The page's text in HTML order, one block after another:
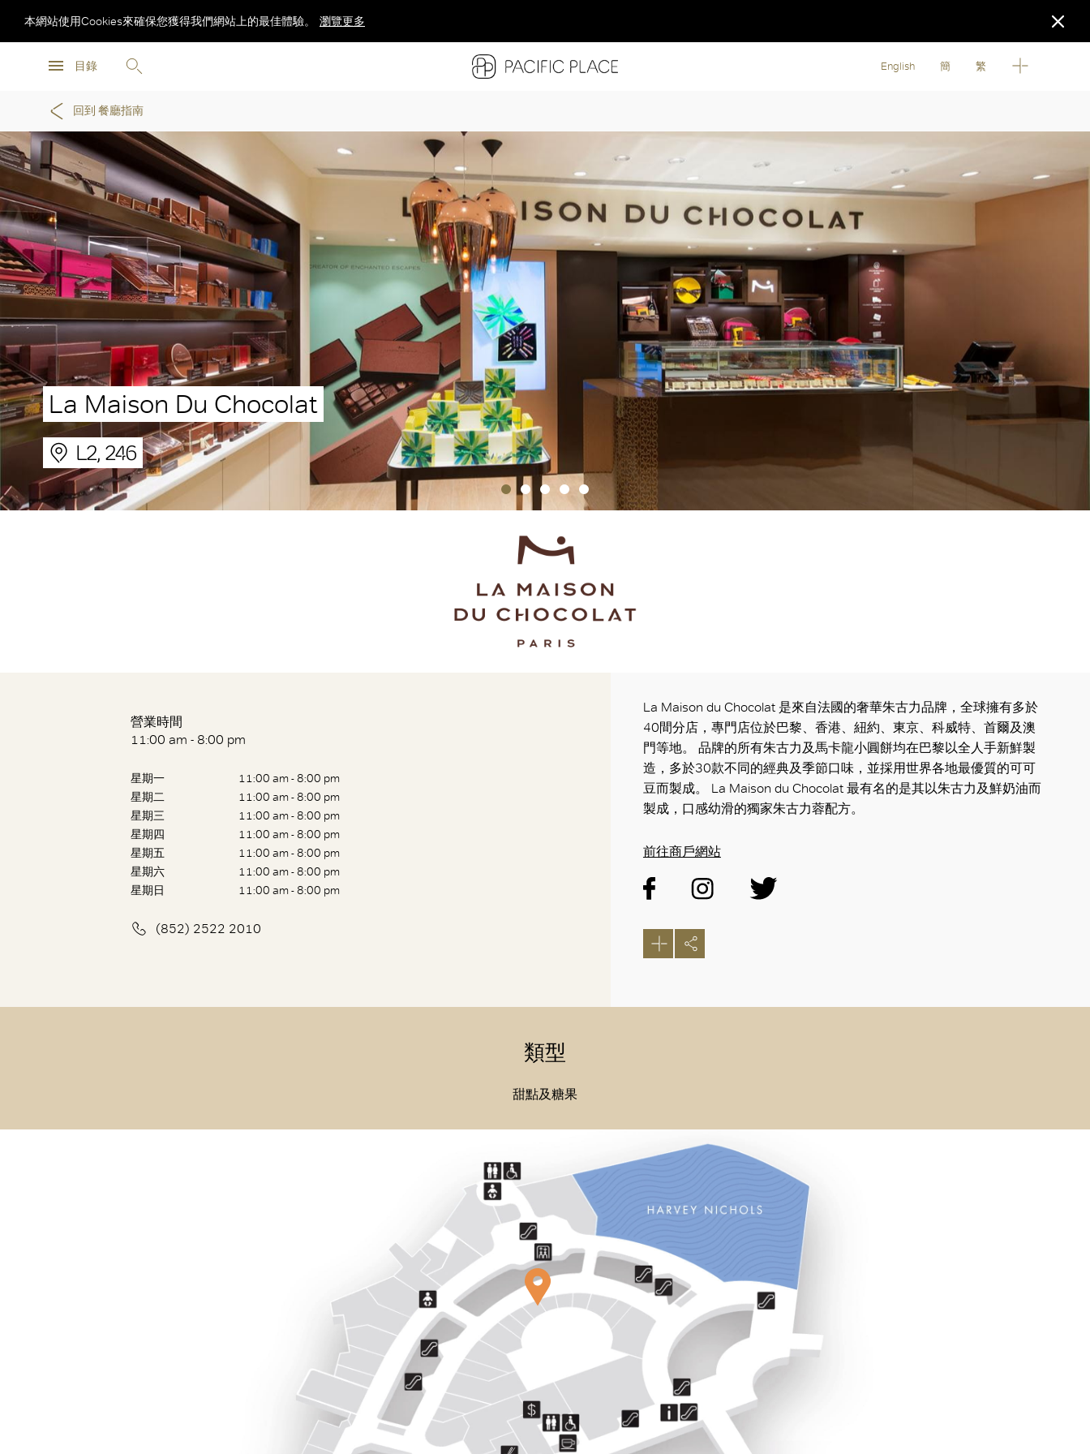
目錄
本網站使用Cookies來確保您獲得我們網站上的最佳體驗。 瀏覽更多
English 簡 繁
回到 餐廳指南
La Maison Du Chocolat
L2, 246
營業時間
11:00 am - 8:00 pm
星期一
11:00 am - 8:00 pm
星期二
11:00 am - 8:00 pm
星期三
11:00 am - 8:00 pm
星期四
11:00 am - 8:00 pm
星期五
11:00 am - 8:00 pm
星期六
11:00 am - 8:00 pm
星期日
11:00 am - 8:00 pm
(852) 2522 2010
La Maison du Chocolat 是來自法國的奢華朱古力品牌，全球擁有多於
40間分店，專門店位於巴黎、香港、紐約、東京、科威特、首爾及澳
門等地。 品牌的所有朱古力及馬卡龍小圓餅均在巴黎以全人手新鮮製
造，多於30款不同的經典及季節口味，並採用世界各地最優質的可可
豆而製成。 La Maison du Chocolat 最有名的是其以朱古力及鮮奶油而
製成，口感幼滑的獨家朱古力蓉配方。
前往商戶網站
類型
甜點及糖果